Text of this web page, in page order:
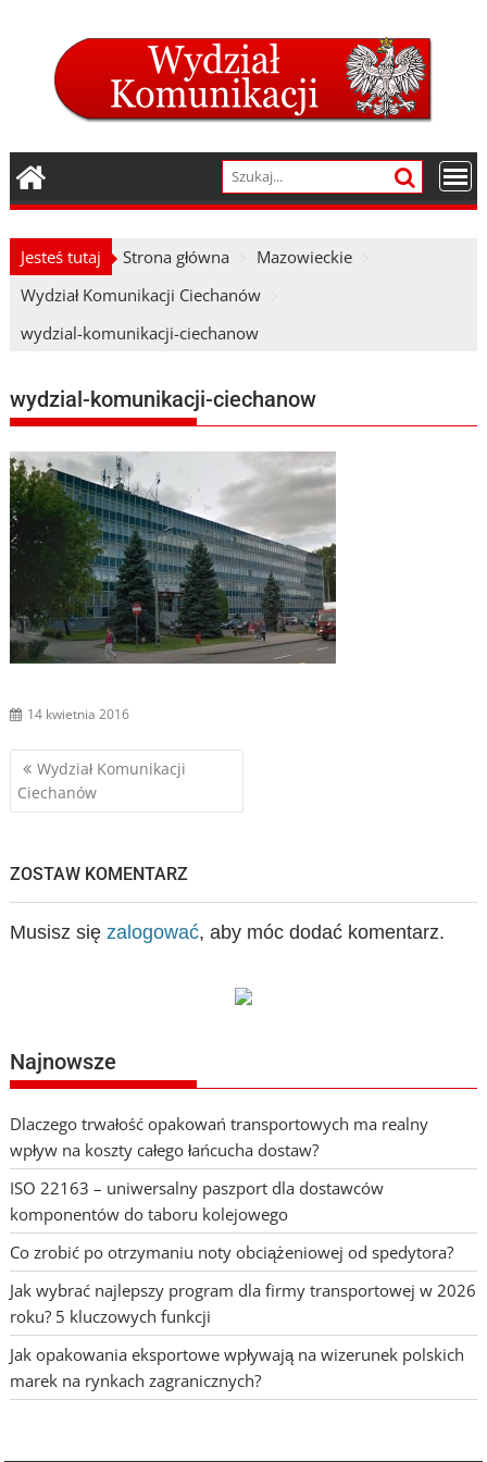
Jesteś tutaj Strona główna
Mazowieckie
Wydział Komunikacji Ciechanów
wydzial-komunikacji-ciechanow
wydzial-komunikacji-ciechanow
14 kwietnia 2016
Nawigacja
wpisu
Wydział Komunikacji
Ciechanów
ZOSTAW KOMENTARZ
Musisz się zalogować, aby móc dodać komentarz.
Najnowsze
Dlaczego trwałość opakowań transportowych ma realny
wpływ na koszty całego łańcucha dostaw?
ISO 22163 – uniwersalny paszport dla dostawców
komponentów do taboru kolejowego
Co zrobić po otrzymaniu noty obciążeniowej od spedytora?
Jak wybrać najlepszy program dla firmy transportowej w 2026
roku? 5 kluczowych funkcji
Jak opakowania eksportowe wpływają na wizerunek polskich
marek na rynkach zagranicznych?